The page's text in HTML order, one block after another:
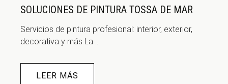
SOLUCIONES DE PINTURA TOSSA DE MAR
Servicios de pintura profesional: interior, exterior,
decorativa y más La ...
LEER MÁS